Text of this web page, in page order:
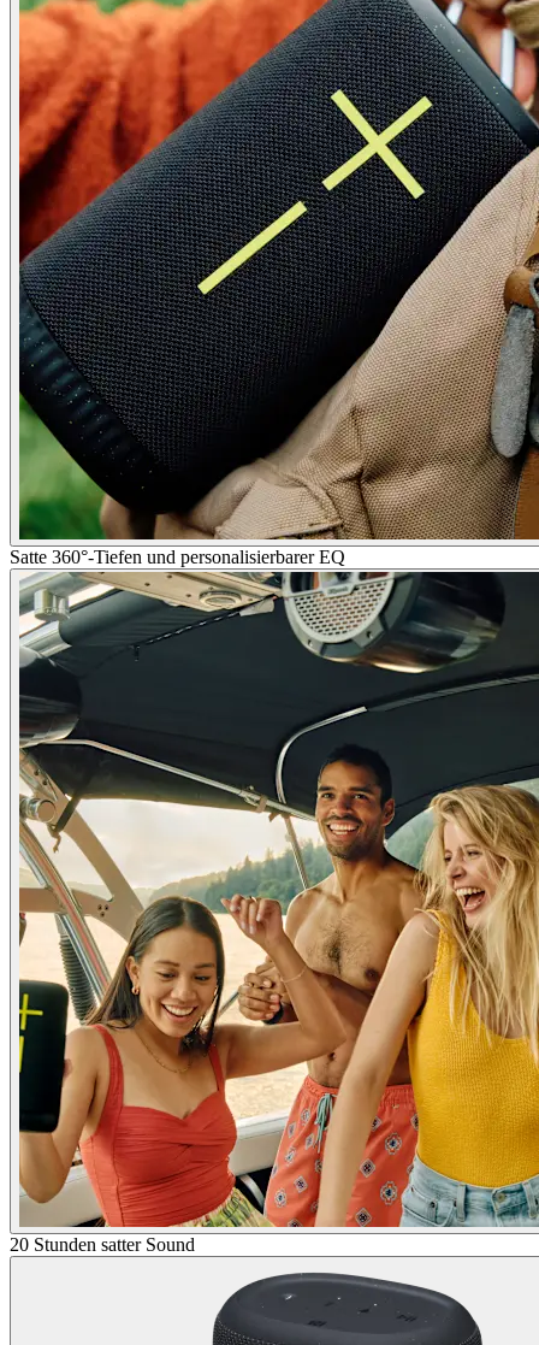
Satte 360°-Tiefen und personalisierbarer EQ
20 Stunden satter Sound